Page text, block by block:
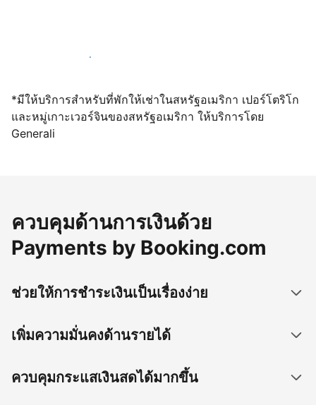
เปิดให้จองผ่านเราตั้งแต่วันนี้
*มีให้บริการสำหรับที่พักให้เช่าในสหรัฐอเมริกา เปอร์โตริโก
และหมู่เกาะเวอร์จินของสหรัฐอเมริกา ให้บริการโดย
Generali
ควบคุมด้านการเงินด้วย
Payments by Booking.com
ช่วยให้การชำระเงินเป็นเรื่องง่าย
เพิ่มความมั่นคงด้านรายได้
ควบคุมกระแสเงินสดได้มากขึ้น